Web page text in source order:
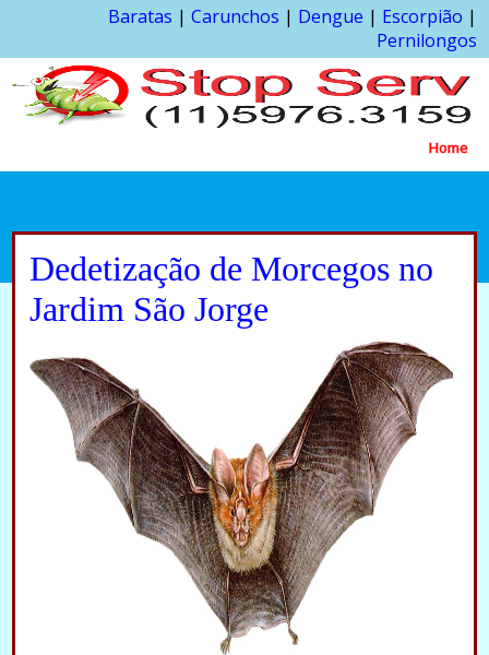
Baratas | Carunchos | Dengue | Escorpião |
Pernilongos
Home
Dedetização de Morcegos no
Jardim São Jorge